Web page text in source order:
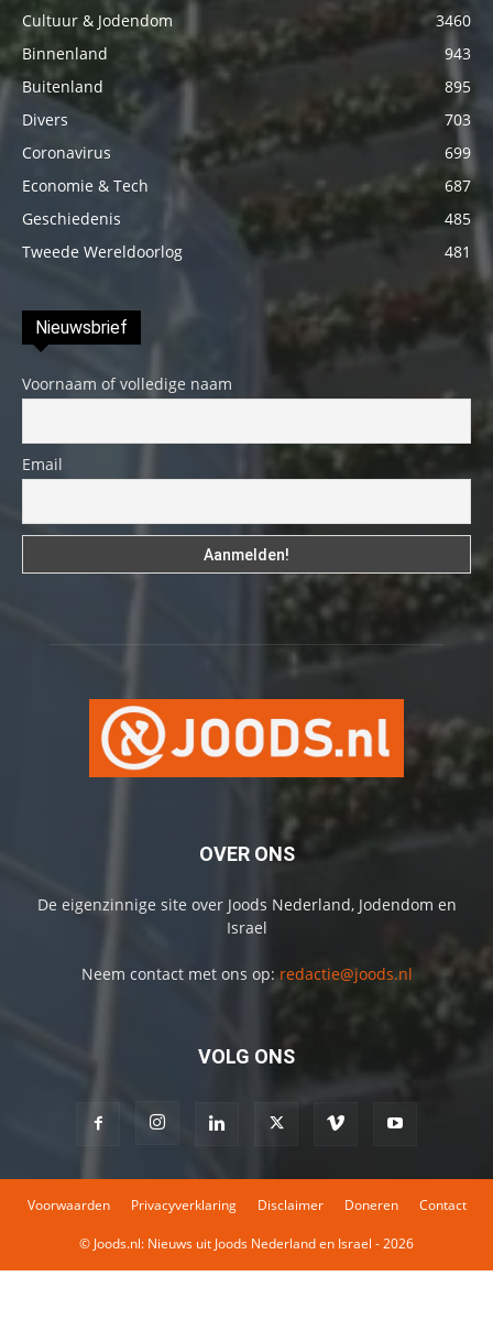
Cultuur & Jodendom
3460
Binnenland
943
Buitenland
895
Divers
703
Coronavirus
699
Economie & Tech
687
Geschiedenis
485
Tweede Wereldoorlog
481
Nieuwsbrief
Voornaam of volledige naam
Email
OVER ONS
De eigenzinnige site over Joods Nederland, Jodendom en
Israel
Neem contact met ons op: redactie@joods.nl
VOLG ONS
Voorwaarden Privacyverklaring Disclaimer Doneren Contact
© Joods.nl: Nieuws uit Joods Nederland en Israel - 2026